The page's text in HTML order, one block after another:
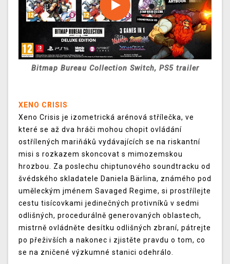
Bitmap Bureau Collection Switch, PS5 trailer
XENO CRISIS
Xeno Crisis je izometrická arénová střílečka, ve
které se až dva hráči mohou chopit ovládání
ostřílených mariňáků vydávajících se na riskantní
misi s rozkazem skoncovat s mimozemskou
hrozbou. Za poslechu chiptunového soundtracku od
švédského skladatele Daniela Bärlina, známého pod
uměleckým jménem Savaged Regime, si prostřílejte
cestu tisícovkami jedinečných protivníků v sedmi
odlišných, procedurálně generovaných oblastech,
mistrně ovládněte desítku odlišných zbraní, pátrejte
po přeživších a nakonec i zjistěte pravdu o tom, co
se na zničené výzkumné stanici odehrálo.